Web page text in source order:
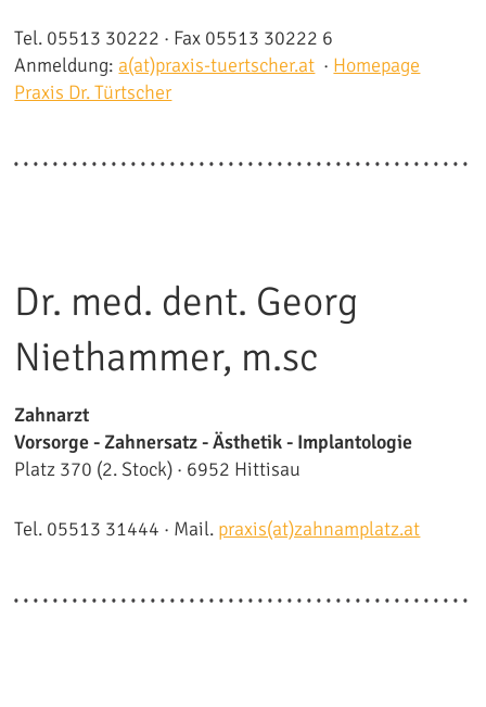
Tel. 05513 30222 · Fax 05513 30222 6
Anmeldung: a(at)praxis-tuertscher.at · Homepage
Praxis Dr. Türtscher
Dr. med. dent. Georg
Niethammer, m.sc
Zahnarzt
Vorsorge - Zahnersatz - Ästhetik - Implantologie
Platz 370 (2. Stock) · 6952 Hittisau
Tel. 05513 31444 · Mail. praxis(at)zahnamplatz.at